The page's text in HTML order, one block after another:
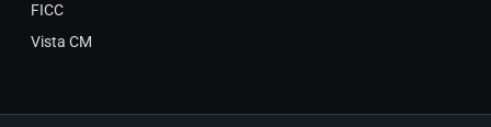
FICC
Vista CM